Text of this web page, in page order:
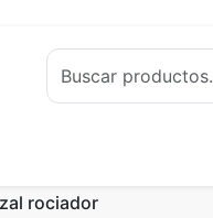
rociador